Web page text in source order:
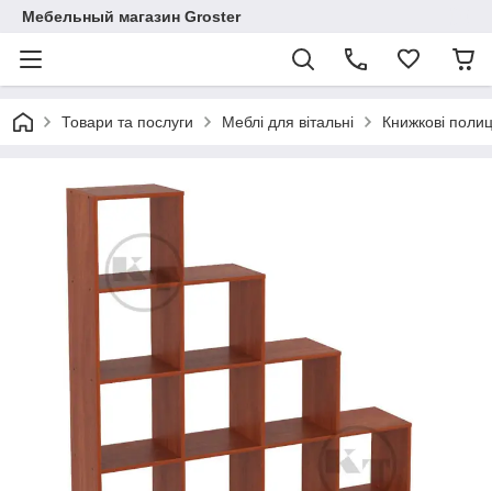
Мебельный магазин Groster
Товари та послуги Меблі для вітальні Книжкові